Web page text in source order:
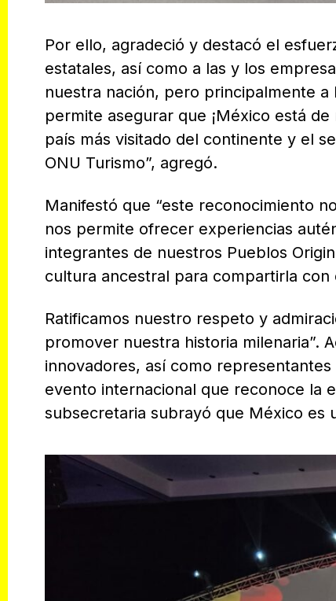
Por ello, agradeció y destacó el
estatales, así como a las y los
nuestra nación, pero principalmente
permite asegurar que ¡México está
país más visitado del continente y el
ONU Turismo”, agregó.
Manifestó que “este reconocimiento
nos permite ofrecer experiencias
integrantes de nuestros Pueblos
cultura ancestral para compartirla con
Ratificamos nuestro respeto y
promover nuestra historia milenaria”.
innovadores, así como
evento internacional que reconoce la
subsecretaria subrayó que México es